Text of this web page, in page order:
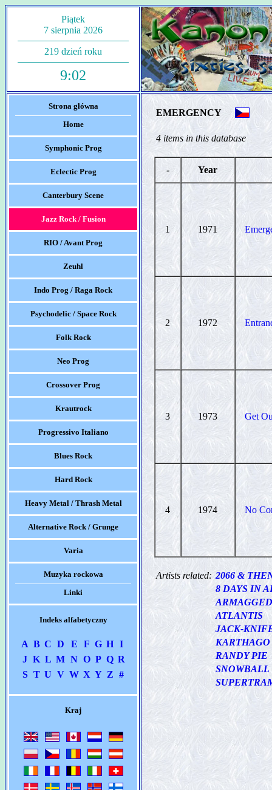
Piątek
7 sierpnia 2026
219 dzień roku
9:02
Strona główna
Home
Symphonic Prog
Eclectic Prog
Canterbury Scene
Jazz Rock / Fusion
RIO / Avant Prog
Zeuhl
Indo Prog / Raga Rock
Psychodelic / Space Rock
Folk Rock
Neo Prog
Crossover Prog
Krautrock
Progressivo Italiano
Blues Rock
Hard Rock
Heavy Metal / Thrash Metal
Alternative Rock / Grunge
Varia
Muzyka rockowa
Linki
Indeks alfabetyczny
A B C D E F G H I
J K L M N O P Q R
S T U V W X Y Z #
Kraj
EMERGENCY
4 items in this database
- Year
1 1971
2 1972
3 1973 Get
4 1974 No
Artists related: 2066 &
8 DAYS IN
ATLANTIS
JACK-
KARTHAGO
RANDY PIE
SNOWBALL